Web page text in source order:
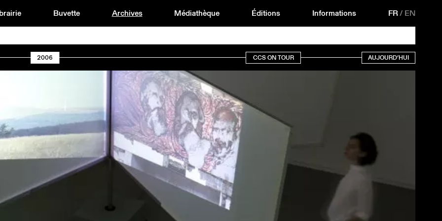
Buvette Archives Médiathèque Éditions Informations FR/ EN
2006 CCS ON TOUR AUJOURD’HUI